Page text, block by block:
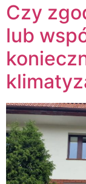
Czy
lub